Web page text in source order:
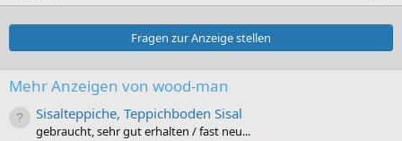
Fragen zur Anzeige stellen
Mehr Anzeigen von wood-man
Sisalteppiche, Teppichboden Sisal
gebraucht, sehr gut erhalten / fast neu...